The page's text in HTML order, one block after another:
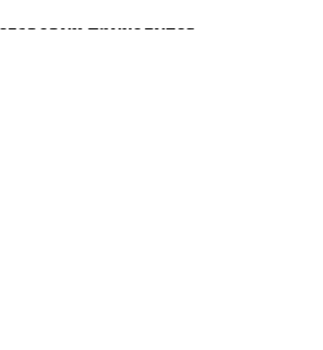
приходится